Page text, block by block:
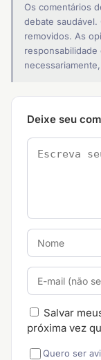
Os comentários
debate
removidos. As
Deixe seu
Salvar
próxima vez
Quero ser